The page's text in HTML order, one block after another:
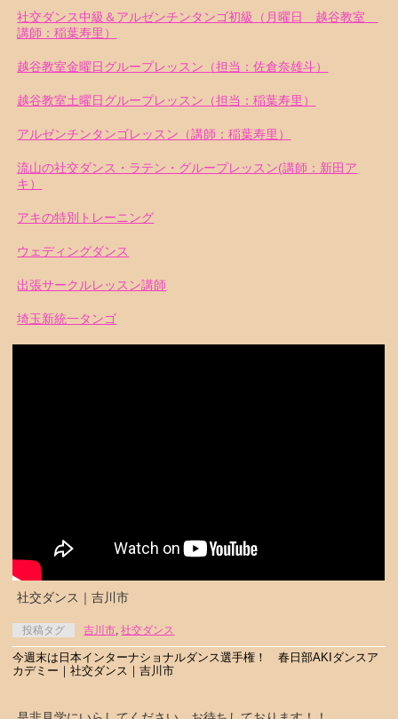
社交ダンス中級＆アルゼンチンタンゴ初級（月曜日 越谷教室
講師：稲葉寿里）
越谷教室金曜日グループレッスン（担当：佐倉奈雄斗）
越谷教室土曜日グループレッスン（担当：稲葉寿里）
アルゼンチンタンゴレッスン（講師：稲葉寿里）
流山の社交ダンス・ラテン・グループレッスン(講師：新田ア
キ）
アキの特別トレーニング
ウェディングダンス
出張サークルレッスン講師
埼玉新統一タンゴ
社交ダンス｜吉川市
投稿タグ 吉川市,社交ダンス
今週末は日本インターナショナルダンス選手権！ 春日部AKIダンスア
カデミー｜社交ダンス｜吉川市